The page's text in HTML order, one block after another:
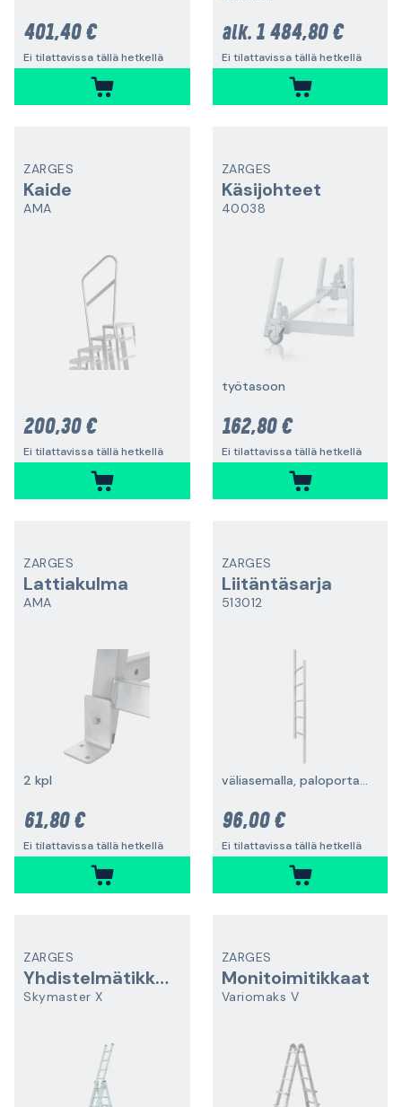
401,40 €
Ei tilattavissa tällä hetkellä
alk. 1 484,80 €
Ei tilattavissa tällä hetkellä
ZARGES
Kaide
AMA
200,30 €
Ei tilattavissa tällä hetkellä
ZARGES
Käsijohteet
40038
työtasoon
162,80 €
Ei tilattavissa tällä hetkellä
ZARGES
Lattiakulma
AMA
2 kpl
61,80 €
Ei tilattavissa tällä hetkellä
ZARGES
Liitäntäsarja
513012
väliasemalla, paloportaita varten
96,00 €
Ei tilattavissa tällä hetkellä
ZARGES
Yhdistelmätikkaat
Skymaster X
ZARGES
Monitoimitikkaat
Variomaks V